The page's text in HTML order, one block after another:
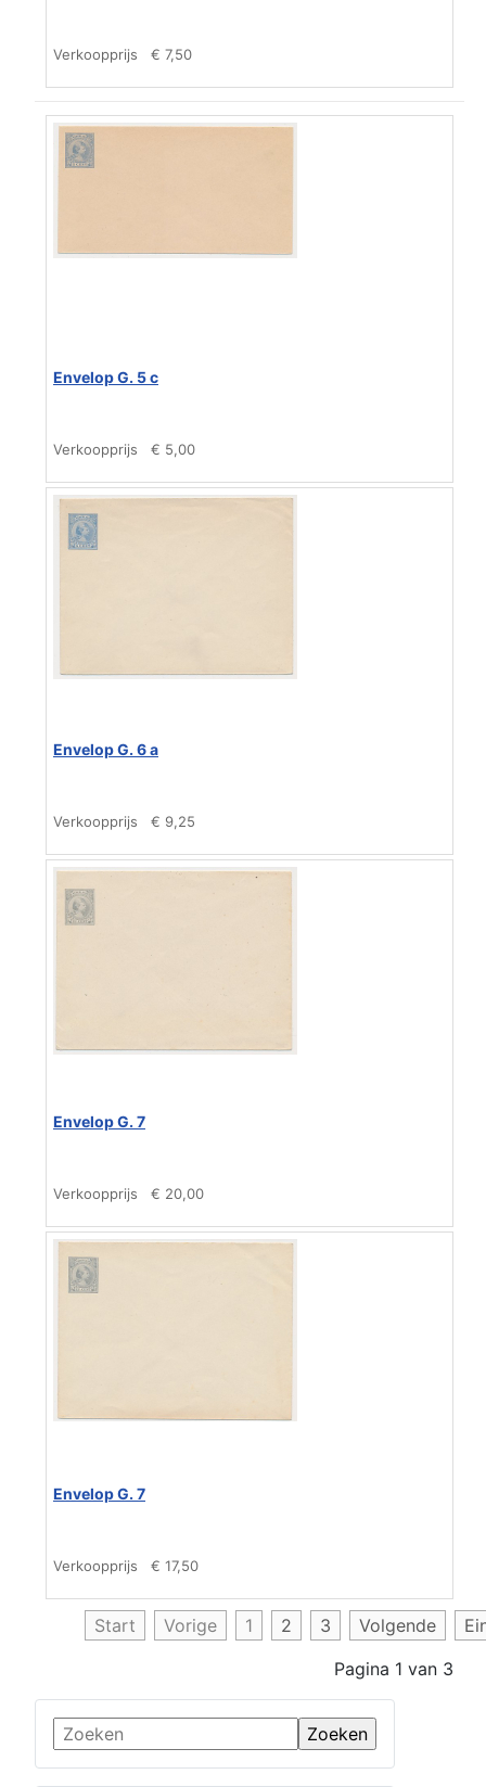
Verkoopprijs € 7,50
Envelop G. 5 c
Verkoopprijs € 5,00
Envelop G. 6 a
Verkoopprijs € 9,25
Envelop G. 7
Verkoopprijs € 20,00
Envelop G. 7
Verkoopprijs € 17,50
Start Vorige 1 2 3 Volgende
Pagina 1 van 3